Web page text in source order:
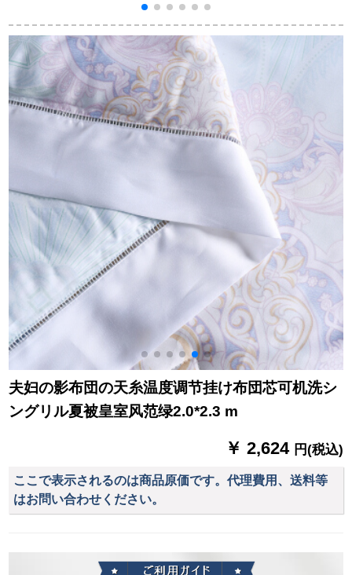
全绵夏凉可机洗濯
1.5*2メトル薄年齢ハ
ヤト夏被150*200 cm
毛を研ぐぐぐぐ羽の
糸が冬に芯の年齢に
保温されて厚い羽の
绒毯の挂けけけけけ
けけけ、布団のシン
グリルの磨毛の玉の
色の1.5*2メトルの8
斤をプレストしま
グ冬布団白180*220
cm（2000 g充填）冬
夫妇の影布団の天糸温度调节挂け布団芯可机洗シ
ングリル夏被皇室风范绿2.0*2.3 m
￥ 2,624 円(税込)
ここで表示されるのは商品原価です。代理費用、送料等
はお問い合わせください。